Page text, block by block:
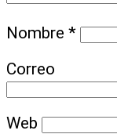
Nombre *
Web